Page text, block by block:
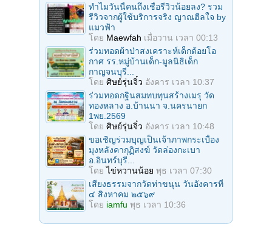
ทำไมวันนี้คนถึงเชื่อรีวิวน้อยลง? รวม
รีวิวจากผู้ใช้บริการจริง ญาณฮีลใจ by
แมวฟ้า
โดย Maewfah เมื่อวาน เวลา 00:13
ร่วมทอดผ้าป่าสงเคราะห์เด็กด้อยโอ
กาศ รร.หมู่บ้านเด็ก-มูลนิธิเด็ก
กาญจนบุรี...
โดย ศิษย์รุ่นจิ๋ว อังคาร เวลา 10:37
ร่วมทอดกฐินสมทบทุนสร้างเมรุ วัด
ทองหลาง อ.บ้านนา จ.นครนายก
1พย.2569
โดย ศิษย์รุ่นจิ๋ว อังคาร เวลา 10:48
ขอเชิญร่วมบุญเป็นเจ้าภาพกระเบื้อง
มุงหลังคากุฏิสงฆ์ วัดล่องกะเบา
อ.อินทร์บุรี...
โดยไข่หวานน้อย พุธ เวลา 07:30
เสียงธรรมจากวัดท่าขนุน วันอังคารที่
๔ สิงหาคม ๒๕๖๙
โดย iamfu พุธ เวลา 10:36